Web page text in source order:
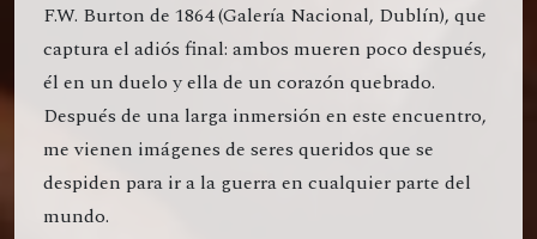
F.W. Burton de 1864 (Galería Nacional, Dublín), que
captura el adiós final: ambos mueren poco después,
él en un duelo y ella de un corazón quebrado.
Después de una larga inmersión en este encuentro,
me vienen imágenes de seres queridos que se
despiden para ir a la guerra en cualquier parte del
mundo.